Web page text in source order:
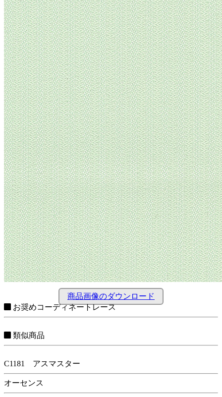
商品画像のダウンロード
お奨めコーディネートレース
類似商品
C1181 アスマスター
オーセンス